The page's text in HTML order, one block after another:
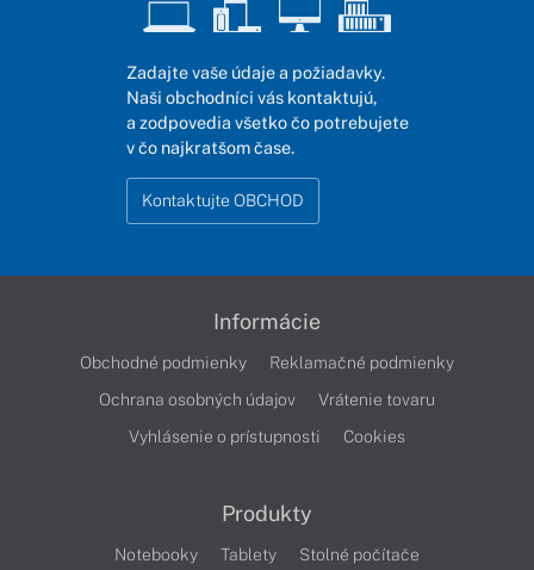
Zadajte vaše údaje a požiadavky.
Naši obchodníci vás kontaktujú,
a zodpovedia všetko čo potrebujete
v čo najkratšom čase.
Kontaktujte OBCHOD
Informácie
Obchodné podmienky
Reklamačné podmienky
Ochrana osobných údajov
Vrátenie tovaru
Vyhlásenie o prístupnosti
Cookies
Produkty
Notebooky Tablety
Stolné počítače